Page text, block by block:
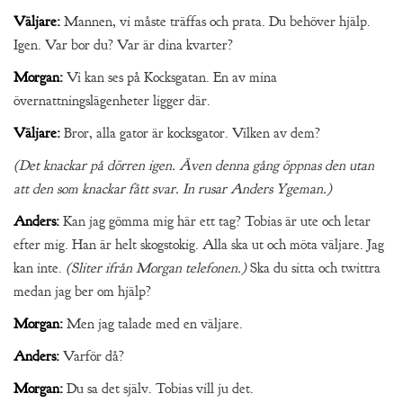
Väljare: Mannen, vi måste träffas och prata. Du behöver hjälp.
Igen. Var bor du? Var är dina kvarter?
Morgan: Vi kan ses på Kocksgatan. En av mina
övernattningslägenheter ligger där.
Väljare: Bror, alla gator är kocksgator. Vilken av dem?
(Det knackar på dörren igen. Även denna gång öppnas den utan
att den som knackar fått svar. In rusar Anders Ygeman.)
Anders: Kan jag gömma mig här ett tag? Tobias är ute och letar
efter mig. Han är helt skogstokig. Alla ska ut och möta väljare. Jag
kan inte. (Sliter ifrån Morgan telefonen.)Ska du sitta och twittra
medan jag ber om hjälp?
Morgan: Men jag talade med en väljare.
Anders: Varför då?
Morgan: Du sa det själv. Tobias vill ju det.